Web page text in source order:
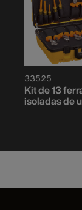
33525
Kit de 13
isoladas de